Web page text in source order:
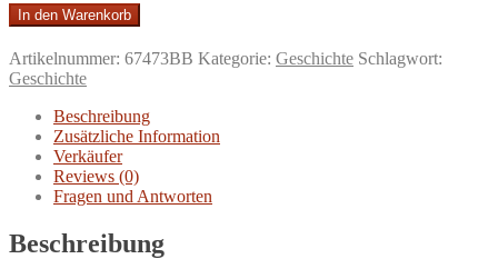
Die
Völkerbundsatzung.
Erläuterung
unter
Berücksichtigung
Verträge
Locarno,
Kriegsächtungspaktes
usw.
Menge
In den Warenkorb
Artikelnummer: 67473BB Kategorie: Geschichte Schlagwort:
Geschichte
Beschreibung
Zusätzliche Information
Verkäufer
Reviews (0)
Fragen und Antworten
Beschreibung